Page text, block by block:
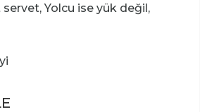
Yolcu ise yük değil,